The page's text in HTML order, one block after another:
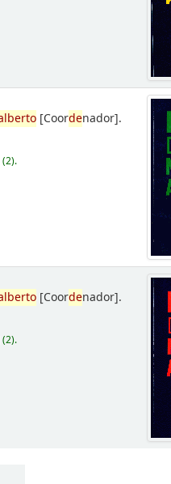
[Coordenador].
(2).
[Coordenador].
(2).